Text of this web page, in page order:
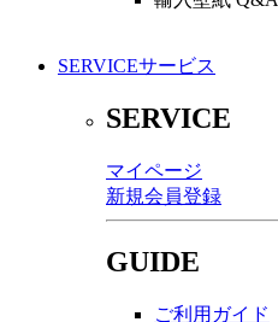
SERVICEサービス
SERVICE
マイページ
新規会員登録
GUIDE
ご利用ガイド